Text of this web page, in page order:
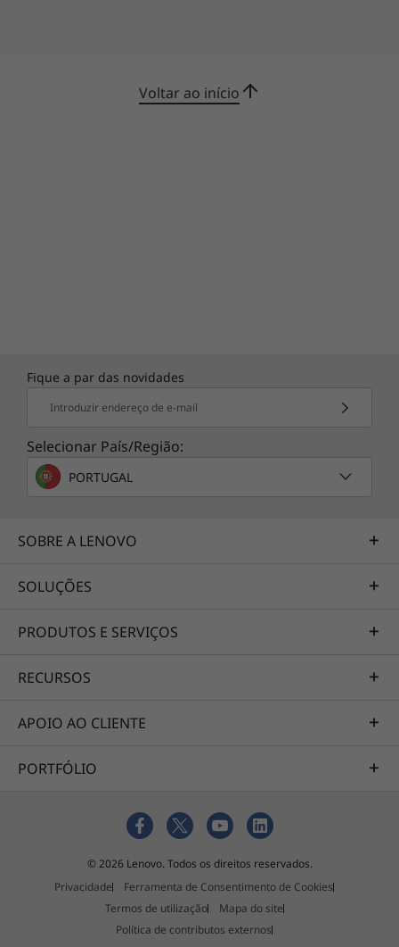
Simplifique a sua vida com o Lenovo App
para proporcionar uma melhor experiência de
utilizador com gestos com vários dedos.
Toque, clique e utilize o zoom: sinta a
diferença.
Acesso instantâneo na ponta
dos seus dedos
Voltar ao início
Fique a par das novidades
Introduzir endereço de e-mail
Selecionar País/Região:
PORTUGAL
SOBRE A LENOVO
SOLUÇÕES
PRODUTOS E SERVIÇOS
RECURSOS
APOIO AO CLIENTE
PORTFÓLIO
© 2026 Lenovo. Todos os direitos reservados.
Privacidade
Ferramenta de Consentimento de Cookies
Termos de utilização
Mapa do site
Política de contributos externos